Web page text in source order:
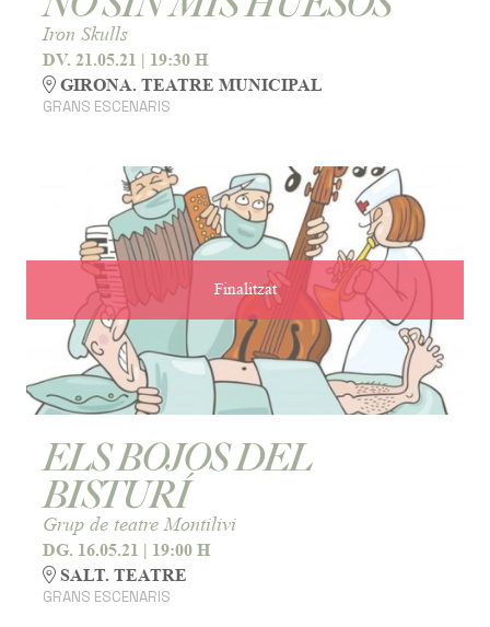
Iron Skulls
DV. 21.05.21 | 19:30 H
GIRONA. TEATRE MUNICIPAL
GRANS ESCENARIS
Finalitzat
ELS BOJOS DEL
BISTURÍ
Grup de teatre Montilivi
DG. 16.05.21 | 19:00 H
SALT. TEATRE
GRANS ESCENARIS